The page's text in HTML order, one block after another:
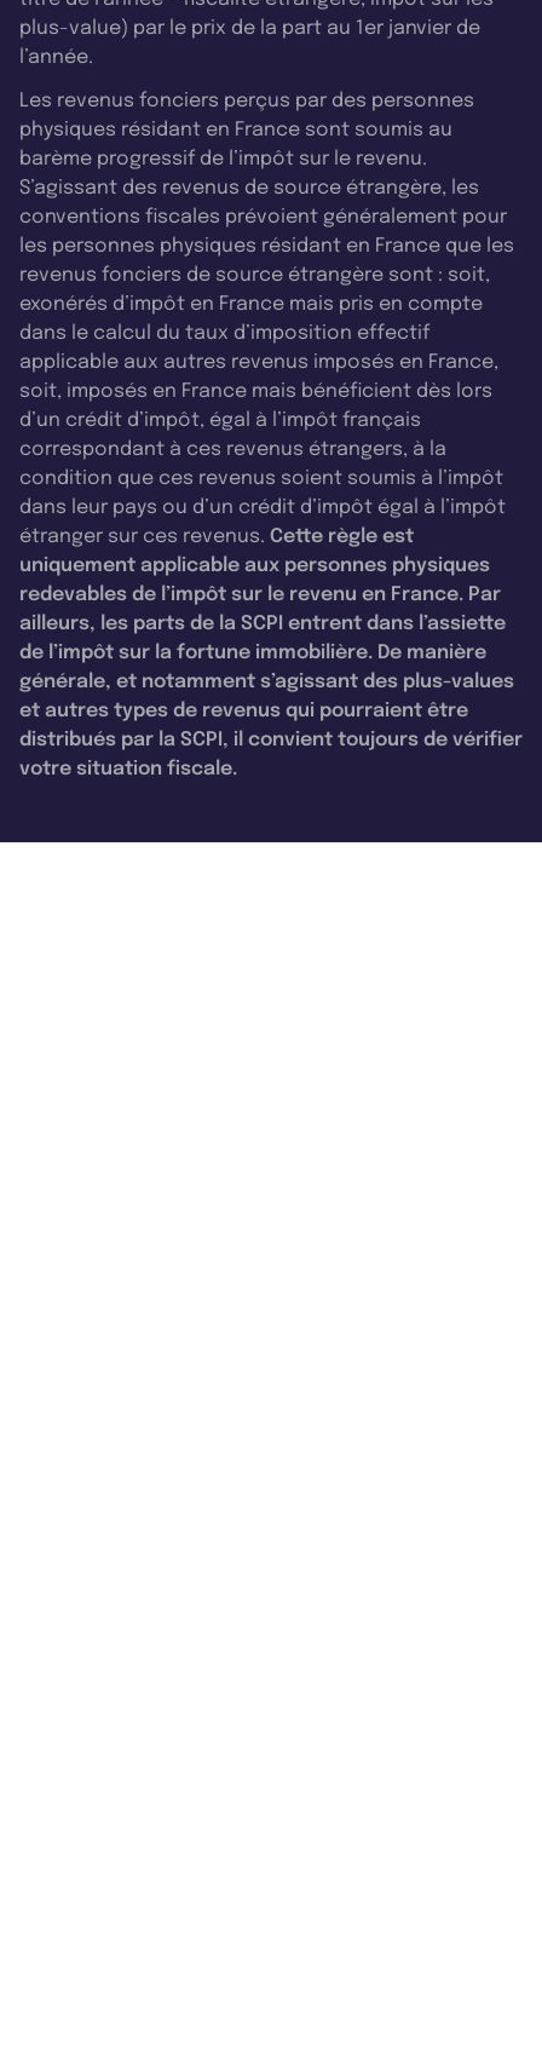
plus-value) par le prix de la part au 1er janvier de
l’année.
Les revenus fonciers perçus par des personnes
physiques résidant en France sont soumis au
barème progressif de l’impôt sur le revenu.
S’agissant des revenus de source étrangère, les
conventions fiscales prévoient généralement pour
les personnes physiques résidant en France que les
revenus fonciers de source étrangère sont : soit,
exonérés d’impôt en France mais pris en compte
dans le calcul du taux d’imposition effectif
applicable aux autres revenus imposés en France,
soit, imposés en France mais bénéficient dès lors
d’un crédit d’impôt, égal à l’impôt français
correspondant à ces revenus étrangers, à la
condition que ces revenus soient soumis à l’impôt
dans leur pays ou d’un crédit d’impôt égal à l’impôt
étranger sur ces revenus. Cette règle est
uniquement applicable aux personnes physiques
redevables de l’impôt sur le revenu en France. Par
ailleurs, les parts de la SCPI entrent dans l’assiette
de l’impôt sur la fortune immobilière. De manière
générale, et notamment s’agissant des plus-values
et autres types de revenus qui pourraient être
distribués par la SCPI, il convient toujours de vérifier
votre situation fiscale.